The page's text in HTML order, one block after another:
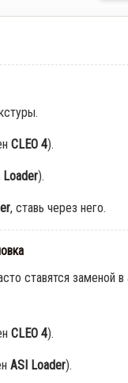
CLEO 4).
Loader).
, ставь через него.
ставятся заменой
CLEO 4).
ASI Loader).